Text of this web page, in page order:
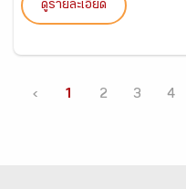
ดูรายละเอียด
‹ 1 2 3 4